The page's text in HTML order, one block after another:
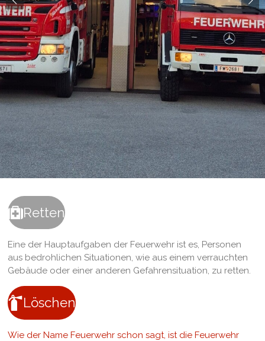
Retten
Eine der Hauptaufgaben der Feuerwehr ist es, Personen
aus bedrohlichen Situationen, wie aus einem verrauchten
Gebäude oder einer anderen Gefahrensituation, zu retten.
Löschen
Wie der Name Feuerwehr schon sagt, ist die Feuerwehr